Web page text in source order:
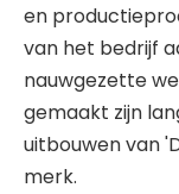
en
van het bedrijf
nauwgezette
gemaakt zijn
uitbouwen van
merk.